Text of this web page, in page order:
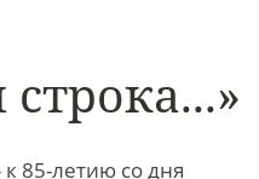
85-летию со дня